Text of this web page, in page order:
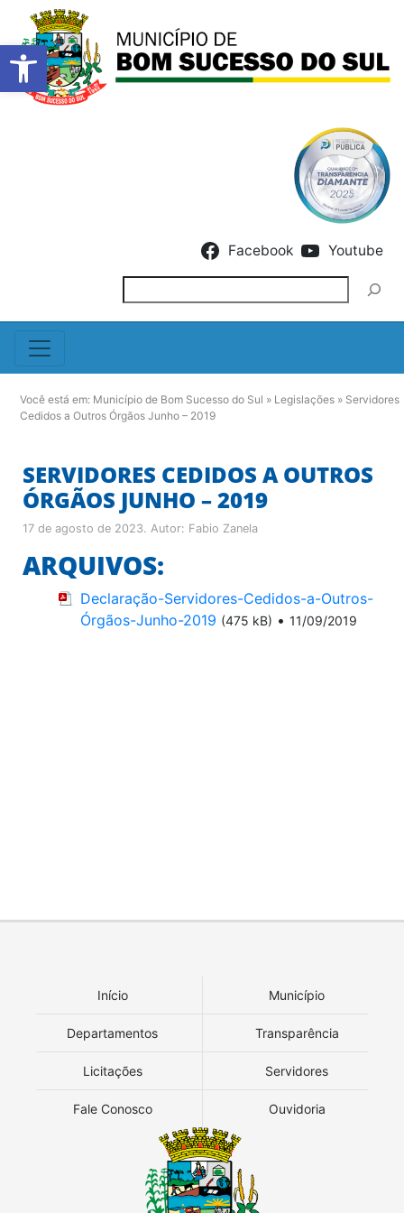
Barra de Ferramentas
Facebook Youtube
Você está em: Município de Bom Sucesso do Sul » Legislações » Servidores
Cedidos a Outros Órgãos Junho – 2019
SERVIDORES CEDIDOS A OUTROS
ÓRGÃOS JUNHO – 2019
17 de agosto de 2023. Autor: Fabio Zanela
ARQUIVOS:
Declaração-Servidores-Cedidos-a-Outros-
Órgãos-Junho-2019 (475 kB) • 11/09/2019
Início Município
Departamentos Transparência
Licitações Servidores
Fale Conosco Ouvidoria